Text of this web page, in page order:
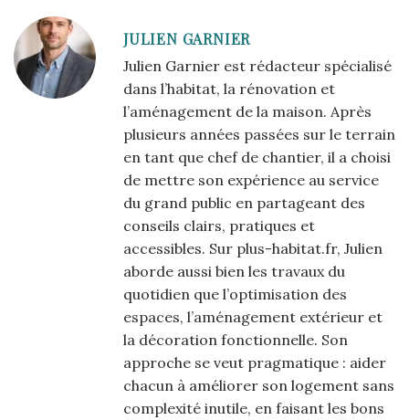
JULIEN GARNIER
Julien Garnier est rédacteur spécialisé
dans l’habitat, la rénovation et
l’aménagement de la maison. Après
plusieurs années passées sur le terrain
en tant que chef de chantier, il a choisi
de mettre son expérience au service
du grand public en partageant des
conseils clairs, pratiques et
accessibles. Sur plus-habitat.fr, Julien
aborde aussi bien les travaux du
quotidien que l’optimisation des
espaces, l’aménagement extérieur et
la décoration fonctionnelle. Son
approche se veut pragmatique : aider
chacun à améliorer son logement sans
complexité inutile, en faisant les bons